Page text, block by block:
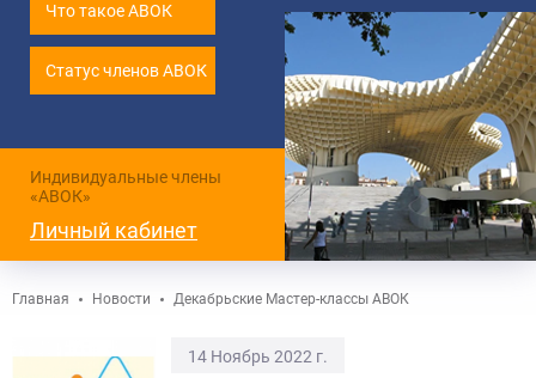
Что такое АВОК
Статус членов АВОК
Индивидуальные члены
«АВОК»
Личный кабинет
Главная Новости Декабрьские Мастер-классы АВОК
14 Ноябрь 2022 г.